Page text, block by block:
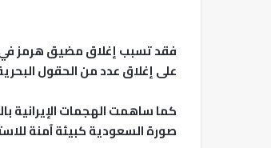
فقد تسبب إغلاق مضيق هرمز في
على إغلاق عدد من الحقول
كما ساهمت الهجمات الإيرانية
صورة السعودية كبيئة آمنة